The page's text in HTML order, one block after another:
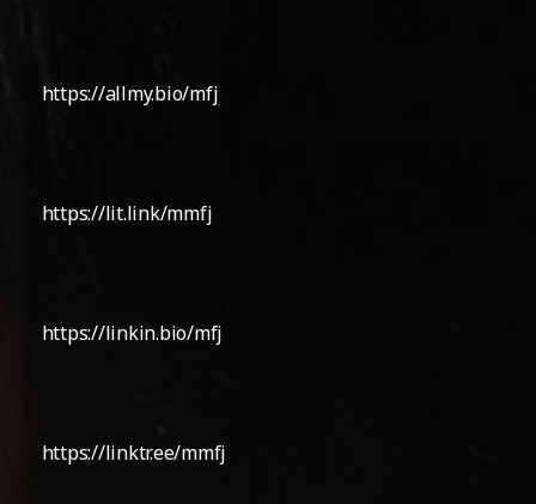
https://allmy.bio/mfj
https://lit.link/mmfj
https://linkin.bio/mfj
https://linktr.ee/mmfj